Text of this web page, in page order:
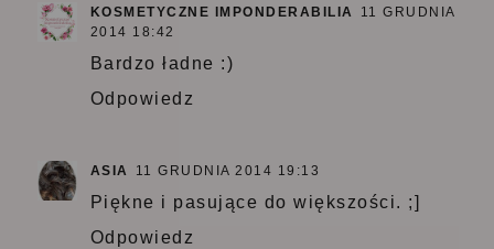
KOSMETYCZNE IMPONDERABILIA
11 GRUDNIA
2014 18:42
Bardzo ładne :)
Odpowiedz
ASIA 11 GRUDNIA 2014 19:13
Piękne i pasujące do większości. ;]
Odpowiedz